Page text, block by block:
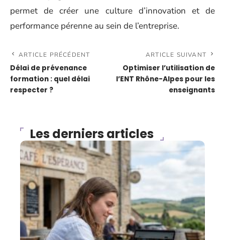
permet de créer une culture d’innovation et de
performance pérenne au sein de l’entreprise.
ARTICLE PRÉCÉDENT
Délai de prévenance
formation : quel délai
respecter ?
ARTICLE SUIVANT
Optimiser l’utilisation de
l’ENT Rhône-Alpes pour les
enseignants
Les derniers articles